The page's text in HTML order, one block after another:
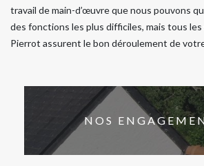
travail de main-d’œuvre que nous pouvons
des fonctions les plus difficiles, mais tous
Pierrot assurent le bon déroulement de
NOS